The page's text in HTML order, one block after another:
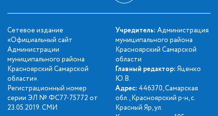
Сетевое издание
«Официальный сайт
Администрации
муниципального района
Красноярский Самарской
области».
Регистрационный номер
серии ЭЛ № ФС77-75772 от
23.05.2019. СМИ
Учредитель: Администрация
муниципального района
Красноярский Самарской
области
Главный редактор: Яценко
Ю.В.
Адрес: 446370, Самарская
обл., Красноярский р-н, с.
Красный Яр, ул.